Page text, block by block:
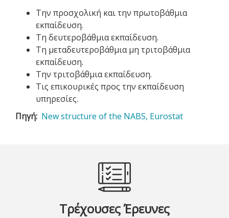
Την προσχολική και την πρωτοβάθμια
εκπαίδευση.
Τη δευτεροβάθμια εκπαίδευση.
Τη μεταδευτεροβάθμια μη τριτοβάθμια
εκπαίδευση.
Την τριτοβάθμια εκπαίδευση.
Τις επικουρικές προς την εκπαίδευση
υπηρεσίες.
Πηγή New structure of the NABS, Eurostat
Τρέχουσες Έρευνες